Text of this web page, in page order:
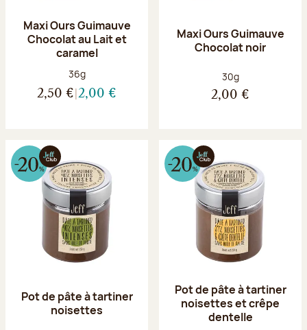
Maxi Ours Guimauve
Chocolat au Lait et
caramel
Poids net :
36g
2,50 € 2,00 €
Maxi Ours Guimauve
Chocolat noir
Poids net :
30g
2,00 €
Pot de pâte à tartiner
noisettes
Pot de pâte à tartiner
noisettes et crêpe
dentelle